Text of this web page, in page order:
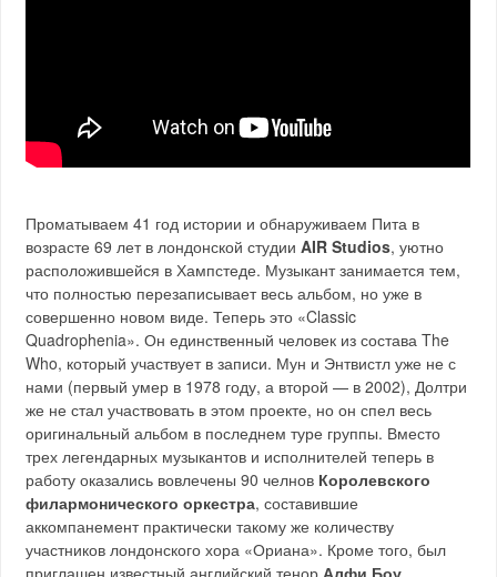
Проматываем 41 год истории и обнаруживаем Пита в
возрасте 69 лет в лондонской студииAIR Studios, уютно
расположившейся в Хампстеде. Музыкант занимается тем,
что полностью перезаписывает весь альбом, но уже в
совершенно новом виде. Теперь это «Classic
Quadrophenia». Он единственный человек из состава The
Who, который участвует в записи. Мун и Энтвистл уже не с
нами (первый умер в 1978 году, а второй — в 2002), Долтри
же не стал участвовать в этом проекте, но он спел весь
оригинальный альбом в последнем туре группы. Вместо
трех легендарных музыкантов и исполнителей теперь в
работу оказались вовлечены 90 челнов Королевского
филармонического оркестра, составившие
аккомпанемент практически такому же количеству
участников лондонского хора «Ориана». Кроме того, был
приглашен известный английский тенор Алфи Боу